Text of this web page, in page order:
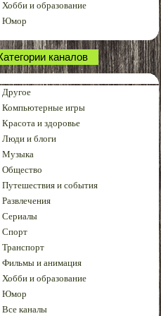
Хобби и образование
Юмор
каналов
Другое
Компьютерные игры
Красота и здоровье
Люди и блоги
Музыка
Общество
Путешествия и события
Развлечения
Сериалы
Спорт
Транспорт
Фильмы и анимация
Хобби и образование
Юмор
Все каналы